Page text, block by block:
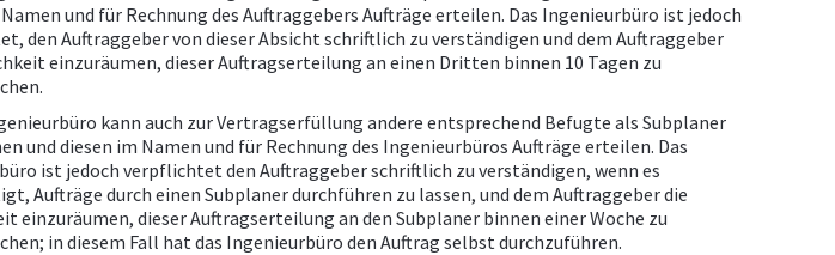
und für Rechnung des Auftraggebers Aufträge erteilen. Das Ingenieurbüro ist jedoch
den Auftraggeber von dieser Absicht schriftlich zu verständigen und dem Auftraggeber
einzuräumen, dieser Auftragserteilung an einen Dritten binnen 10 Tagen zu
kann auch zur Vertragserfüllung andere entsprechend Befugte als Subplaner
und diesen im Namen und für Rechnung des Ingenieurbüros Aufträge erteilen. Das
ist jedoch verpflichtet den Auftraggeber schriftlich zu verständigen, wenn es
Aufträge durch einen Subplaner durchführen zu lassen, und dem Auftraggeber die
einzuräumen, dieser Auftragserteilung an den Subplaner binnen einer Woche zu
in diesem Fall hat das Ingenieurbüro den Auftrag selbst durchzuführen.